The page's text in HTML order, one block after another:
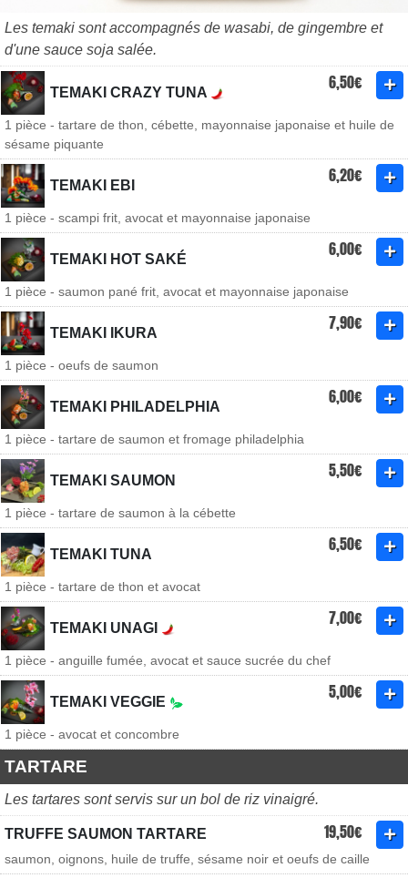
Les temaki sont accompagnés de wasabi, de gingembre et
d'une sauce soja salée.
TEMAKI CRAZY TUNA 6,50€
1 pièce - tartare de thon, cébette, mayonnaise japonaise et huile de
sésame piquante
TEMAKI EBI 6,20€
1 pièce - scampi frit, avocat et mayonnaise japonaise
TEMAKI HOT SAKÉ 6,00€
1 pièce - saumon pané frit, avocat et mayonnaise japonaise
TEMAKI IKURA 7,90€
1 pièce - oeufs de saumon
TEMAKI PHILADELPHIA 6,00€
1 pièce - tartare de saumon et fromage philadelphia
TEMAKI SAUMON 5,50€
1 pièce - tartare de saumon à la cébette
TEMAKI TUNA 6,50€
1 pièce - tartare de thon et avocat
TEMAKI UNAGI 7,00€
1 pièce - anguille fumée, avocat et sauce sucrée du chef
TEMAKI VEGGIE 5,00€
1 pièce - avocat et concombre
TARTARE
Les tartares sont servis sur un bol de riz vinaigré.
TRUFFE SAUMON TARTARE 19,50€
saumon, oignons, huile de truffe, sésame noir et oeufs de caille